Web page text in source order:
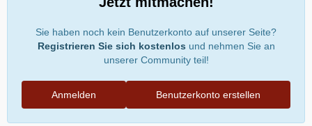
Sie haben noch kein Benutzerkonto auf unserer Seite?
Registrieren Sie sich kostenlos und nehmen Sie an
unserer Community teil!
Benutzerkonto erstellen
Anmelden